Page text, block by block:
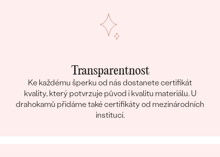
Transparentnost
Ke každému šperku od nás dostanete certifikát
kvality, který potvrzuje původ i kvalitu materiálu. U
drahokamů přidáme také certifikáty od mezinárodních
institucí.